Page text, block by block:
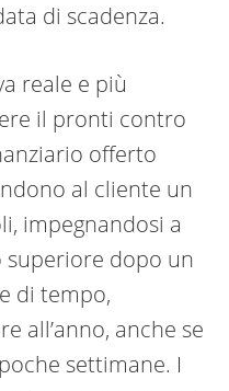
di scadenza.
reale e più
il pronti contro
offerto
al cliente un
impegnandosi a
superiore dopo un
di tempo,
all’anno, anche se
settimane. I